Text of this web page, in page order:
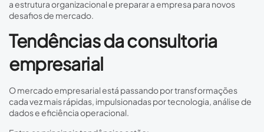
a estrutura organizacional e preparar a empresa para novos
desafios de mercado.
Tendências da consultoria
empresarial
O mercado empresarial está passando por transformações
cada vez mais rápidas, impulsionadas por tecnologia, análise de
dados e eficiência operacional.